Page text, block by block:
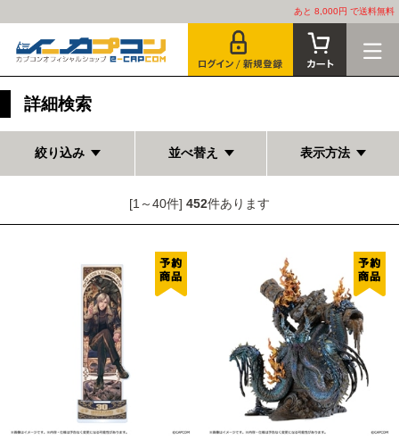
あと 8,000円 で送料無料
詳細検索
絞り込み 並べ替え 表示方法
[1～40件] 452件あります